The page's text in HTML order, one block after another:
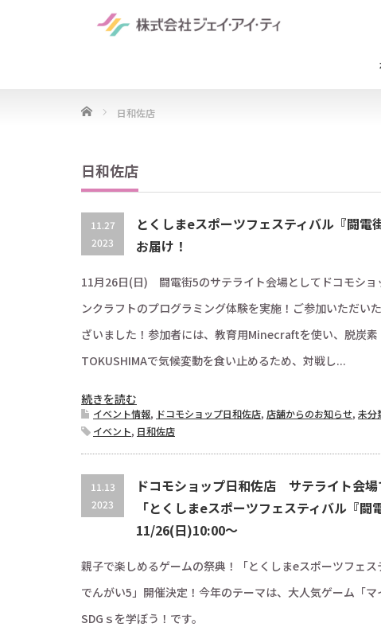
Home 日和佐店
日和佐店
11.27
2023
とくしまeスポーツフェスティバル『闘電
お届け！
11月26日(日) 闘電街5のサテライト会場としてドコモショ
ンクラフトのプログラミング体験を実施！ご参加いただい
ざいました！参加者には、教育用Minecraftを使い、脱炭素
TOKUSHIMAで気候変動を食い止めるため、対戦し...
続きを読む
イベント情報, ドコモショップ日和佐店, 店舗からのお知らせ, 未分
イベント, 日和佐店
11.13
2023
ドコモショップ日和佐店 サテライト会場
「とくしまeスポーツフェスティバル『闘
11/26(日)10:00〜
親子で楽しめるゲームの祭典！「とくしまeスポーツフェス
でんがい5」開催決定！今年のテーマは、大人気ゲーム「
SDGｓを学ぼう！です。